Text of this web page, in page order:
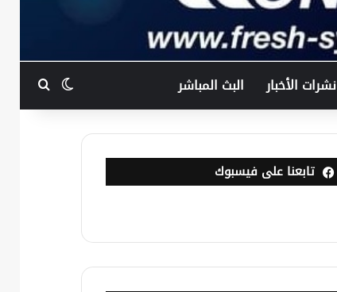
نشرات الأخبار البث المباشر الوضعبحث
تابعنا على فيسبوك